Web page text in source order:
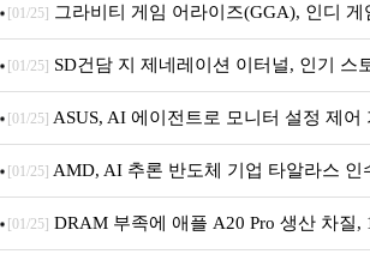
내 정식 출시
[01/25] 그라비티 게임 어라이즈(GGA), 인디 게
던전 13’ 참가!
[01/25] SD건담 지 제네레이션 이터널, 인기 스
아의 용사’ 재개최 및 풍성한 기념 이벤트 실
[01/25] ASUS, AI 에이전트로 모니터 설정 제어
[01/25] AMD, AI 추론 반도체 기업 타알라스 인
[01/25] DRAM 부족에 애플 A20 Pro 생산 차질,